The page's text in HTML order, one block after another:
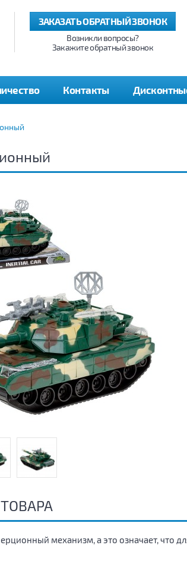
ЗАКАЗАТЬ ОБРАТНЫЙ ЗВОНОК
Возникли вопросы?
Закажите обратный звонок
Контакты
механизм, а это означает, что